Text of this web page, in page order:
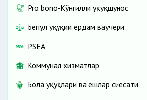
Pro bono-Кўнгилли ҳуқуқшунос
Бепул ҳуқуқий ёрдам ваучери
PSEA
Коммунал хизматлар
Бола ҳуқуқлари ва ёшлар сиёсати